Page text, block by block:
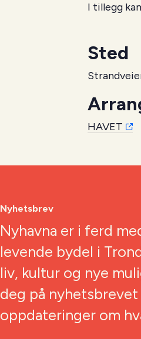
I tillegg
Sted
HAVET
Nyhetsbrev
Nyhavna er i ferd
levende bydel i
liv, kultur og nye
deg på
oppdateringer om